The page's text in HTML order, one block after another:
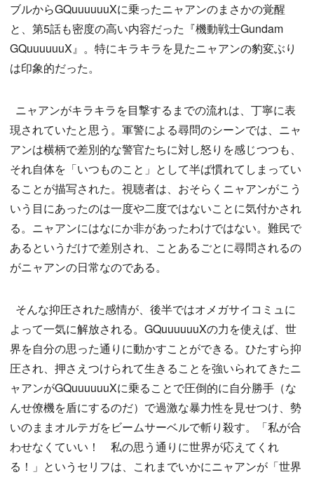
ブルからGQuuuuuuXに乗ったニャアンのまさかの覚醒
と、第5話も密度の高い内容だった『機動戦士Gundam
GQuuuuuuX』。特にキラキラを見たニャアンの豹変ぶり
は印象的だった。
ニャアンがキラキラを目撃するまでの流れは、丁寧に表
現されていたと思う。軍警による尋問のシーンでは、ニャ
アンは横柄で差別的な警官たちに対し怒りを感じつつも、
それ自体を「いつものこと」として半ば慣れてしまってい
ることが描写された。視聴者は、おそらくニャアンがこう
いう目にあったのは一度や二度ではないことに気付かされ
る。ニャアンにはなにか非があったわけではない。難民で
あるというだけで差別され、ことあるごとに尋問されるの
がニャアンの日常なのである。
そんな抑圧された感情が、後半ではオメガサイコミュに
よって一気に解放される。GQuuuuuuXの力を使えば、世
界を自分の思った通りに動かすことができる。ひたすら抑
圧され、押さえつけられて生きることを強いられてきたニ
ャアンがGQuuuuuuXに乗ることで圧倒的に自分勝手（な
んせ僚機を盾にするのだ）で過激な暴力性を見せつけ、勢
いのままオルテガをビームサーベルで斬り殺す。「私が合
わせなくていい！ 私の思う通りに世界が応えてくれ
る！」というセリフは、これまでいかにニャアンが「世界